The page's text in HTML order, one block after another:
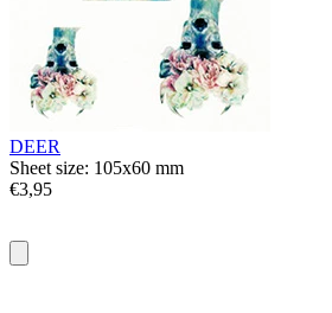
DEER
Sheet size: 105x60 mm
€3,95